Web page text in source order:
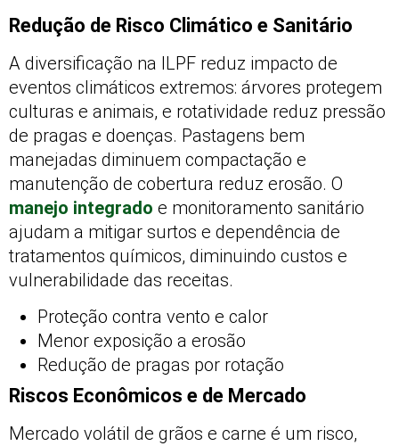
Redução de Risco Climático e Sanitário
A diversificação na ILPF reduz impacto de
eventos climáticos extremos: árvores protegem
culturas e animais, e rotatividade reduz pressão
de pragas e doenças. Pastagens bem
manejadas diminuem compactação e
manutenção de cobertura reduz erosão. O
manejo integrado e monitoramento sanitário
ajudam a mitigar surtos e dependência de
tratamentos químicos, diminuindo custos e
vulnerabilidade das receitas.
Proteção contra vento e calor
Menor exposição a erosão
Redução de pragas por rotação
Riscos Econômicos e de Mercado
Mercado volátil de grãos e carne é um risco,